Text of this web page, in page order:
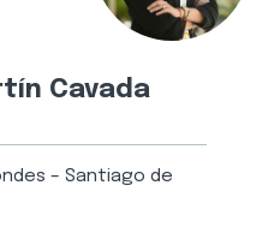
Cavada
– Santiago de